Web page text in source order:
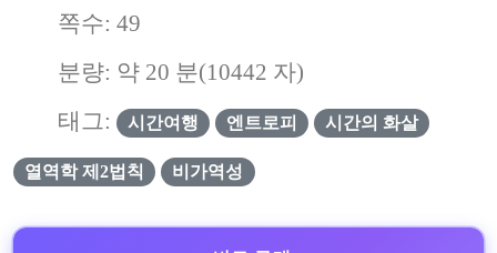
쪽수: 49
분량: 약 20 분(10442 자)
태그:
시간여행 엔트로피 시간의 화살
열역학 제2법칙 비가역성